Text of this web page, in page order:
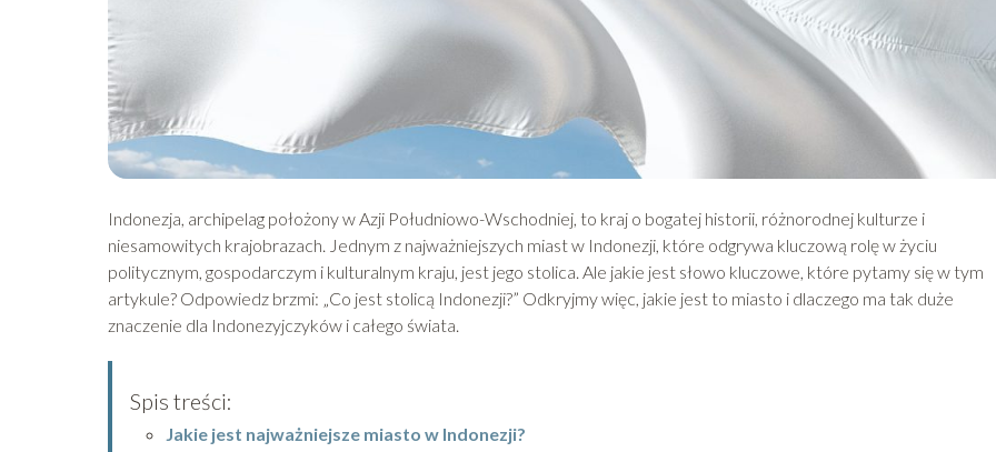
Indonezja, archipelag położony w Azji Południowo-Wschodniej, to kraj o bogatej historii, różnorodnej kulturze i
niesamowitych krajobrazach. Jednym z najważniejszych miast w Indonezji, które odgrywa kluczową rolę w życiu
politycznym, gospodarczym i kulturalnym kraju, jest jego stolica. Ale jakie jest słowo kluczowe, które pytamy się w tym
artykule? Odpowiedz brzmi: „Co jest stolicą Indonezji?” Odkryjmy więc, jakie jest to miasto i dlaczego ma tak duże
znaczenie dla Indonezyjczyków i całego świata.
Spis treści:
Jakie jest najważniejsze miasto w Indonezji?